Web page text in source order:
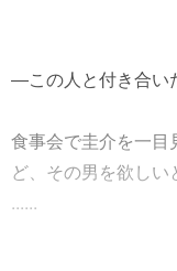
―この人と付き合い
食事会で圭介を一目
ど、その男を欲しい
......